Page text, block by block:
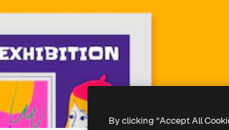
By clicking “Accept All